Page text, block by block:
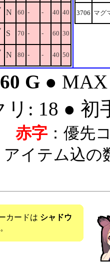
N 60 - - 40 40
S 70 - - 60 30
N 80 - - 40 50
3706 マグ
G ●
リ: 18 ● 初
赤字 ：優先
イテム込の
カードは シャドウ